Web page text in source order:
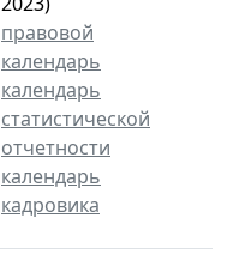
правовой
календарь
календарь
статистической
отчетности
календарь
кадровика